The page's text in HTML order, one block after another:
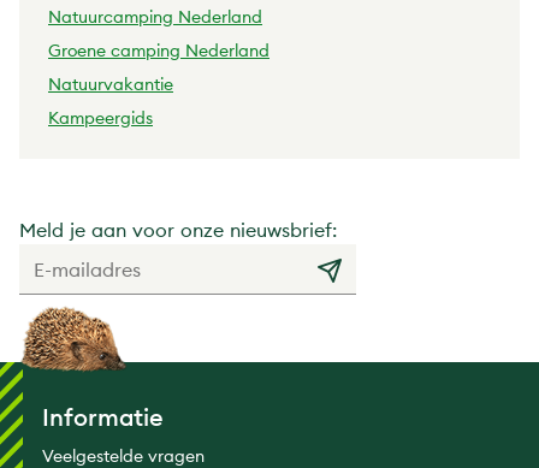
Natuurcamping Nederland
Groene camping Nederland
Natuurvakantie
Kampeergids
Meld je aan voor onze nieuwsbrief:
Informatie
Veelgestelde vragen